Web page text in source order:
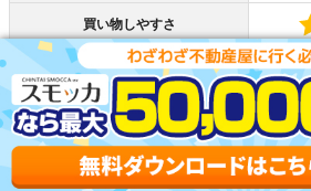
買い物しやすさ
外食しやすさ
自由が丘の住みやすい点
・治安が良く大きな事件が起きていない